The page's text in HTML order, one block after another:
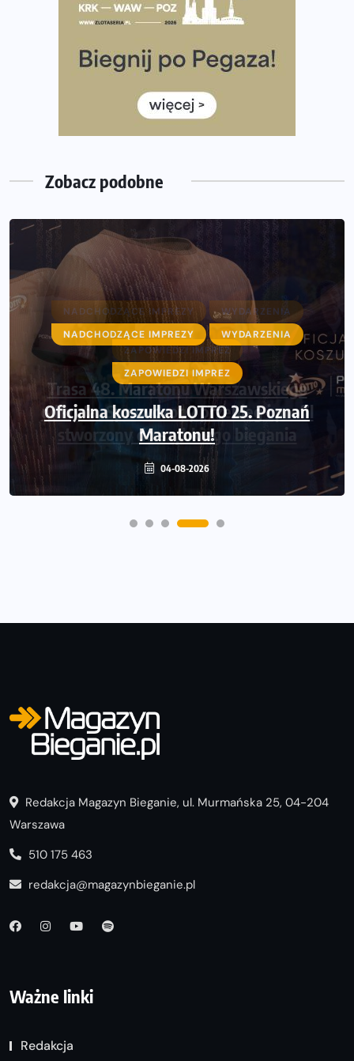
Ile razy w tygodniu biegać? 3 treningi wystarczą? Jak
Już w ten weekend! Przed nami Nocny Portowy Maraton
i Półmaraton Szczeciński. Wszystko, co warto wiedzieć
European Marathon Classics – jak zweryfikować swój
Zobacz podobne
NADCHODZĄCE IMPREZY WYDARZENIA
ZAPOWIEDZI IMPREZ
Oficjalna koszulka LOTTO 25. Poznań
Maratonu!
04-08-2026
Redakcja Magazyn Bieganie, ul. Murmańska 25, 04-204
Warszawa
510 175 463
redakcja@magazynbieganie.pl
Ważne linki
Redakcja